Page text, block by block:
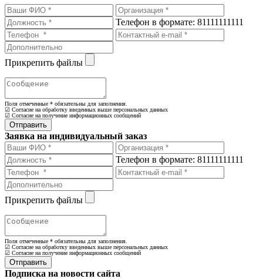
Телефон в формате: 81111111111
Прикрепить файлы
Поля отмеченные * обязательны для заполнения.
☑ Согласие на обработку введенных выше персональных данных
☑ Согласие на получение информационных сообщений
Заявка на индивидуальный заказ
Телефон в формате: 81111111111
Прикрепить файлы
Поля отмеченные * обязательны для заполнения.
☑ Согласие на обработку введенных выше персональных данных
☑ Согласие на получение информационных сообщений
Подписка на новости сайта